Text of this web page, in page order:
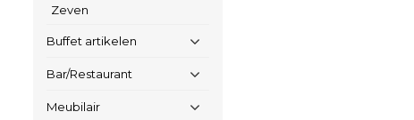
Zeven
Buffet artikelen
Bar/Restaurant
Meubilair